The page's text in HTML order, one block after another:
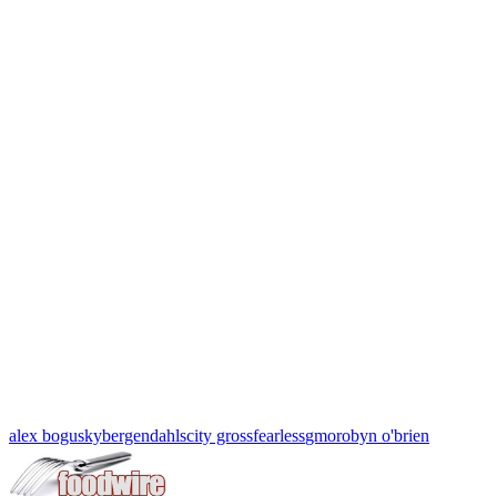
alex boguskybergendahlscity grossfearlessgmorobyn o'brien